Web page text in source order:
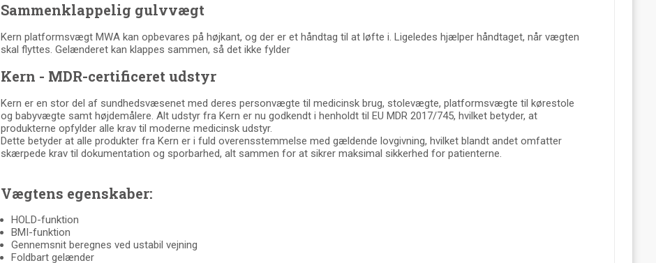
Sammenklappelig gulvvægt
Kern platformsvægt MWA kan opbevares på højkant, og der er et håndtag til at løfte i. Ligeledes hjælper håndtaget, når vægten
skal flyttes. Gelænderet kan klappes sammen, så det ikke fylder
Kern - MDR-certificeret udstyr
Kern er en stor del af sundhedsvæsenet med deres personvægte til medicinsk brug, stolevægte, platformsvægte til kørestole
og babyvægte samt højdemålere. Alt udstyr fra Kern er nu godkendt i henholdt til EU MDR 2017/745, hvilket betyder, at
produkterne opfylder alle krav til moderne medicinsk udstyr.
Dette betyder at alle produkter fra Kern er i fuld overensstemmelse med gældende lovgivning, hvilket blandt andet omfatter
skærpede krav til dokumentation og sporbarhed, alt sammen for at sikrer maksimal sikkerhed for patienterne.
Vægtens egenskaber:
HOLD-funktion
BMI-funktion
Gennemsnit beregnes ved ustabil vejning
Foldbart gelænder